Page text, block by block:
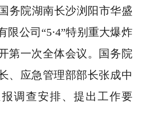
务院湖南长沙浏阳市华盛
限公司“5·4”特别重大爆炸
第一次全体会议。国务院
、应急管理部部长张成中
调查安排、提出工作要